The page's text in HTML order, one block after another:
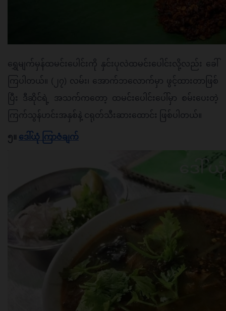
ရွှေမျက်မှန်ထမင်းပေါင်းကို နှင်းပုလဲထမင်းပေါင်းလို့လည်း ခေါ်
ကြပါတယ်။ (၂၇) လမ်း၊ အောက်ဘလောက်မှာ ဖွင့်ထားတာဖြစ်
ပြီး ဒီဆိုင်ရဲ့ အသက်ကတော့ ထမင်းပေါင်းပေါ်မှာ စမ်းပေးတဲ့
ကြက်သွန်ဟင်းအနှစ်နဲ့ ငရုတ်သီးဆားထောင်း ဖြစ်ပါတယ်။
၅။ ဒေါ်ယုံ ကြာဇံချက်